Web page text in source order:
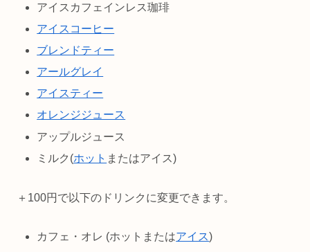
アイスカフェインレス珈琲
アイスコーヒー
ブレンドティー
アールグレイ
アイスティー
オレンジジュース
アップルジュース
ミルク(ホット またはアイス)
＋100円で以下のドリンクに変更できます。
カフェ・オレ (ホットまたはアイス)